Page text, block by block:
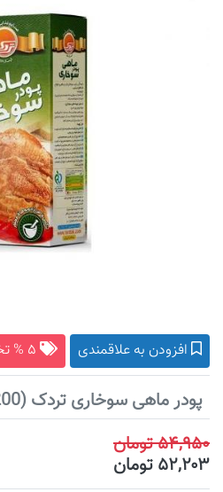
پودر ماهی سوخاری تردک (200 گرمی)
۵۴,۹۵۰ تومان
۵۲,۲۰۳ تومان